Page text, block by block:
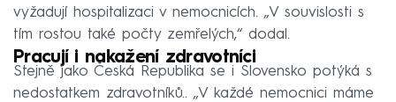
vyžadují hospitalizaci v nemocnicích. „V souvislosti s
tím rostou také počty zemřelých,“ dodal.
Pracují i nakažení zdravotníci
Stejně jako Česká Republika se i Slovensko potýká s
nedostatkem zdravotníků.. „V každé nemocnici máme